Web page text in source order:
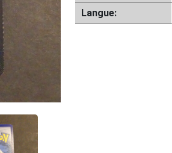
Langue: